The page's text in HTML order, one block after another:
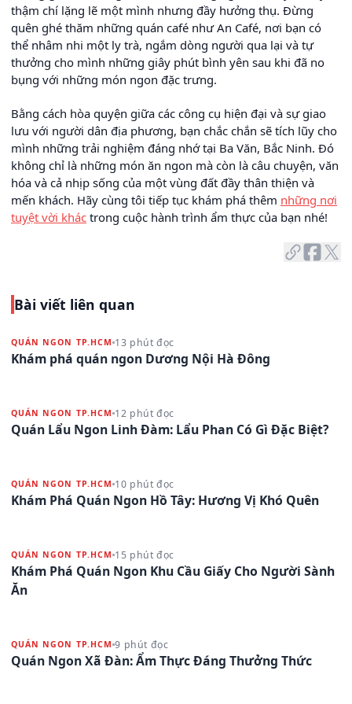
thậm chí lặng lẽ một mình nhưng đầy hưởng thụ. Đừng
quên ghé thăm những quán café như An Café, nơi bạn có
thể nhâm nhi một ly trà, ngắm dòng người qua lại và tự
thưởng cho mình những giây phút bình yên sau khi đã no
bụng với những món ngon đặc trưng.
Bằng cách hòa quyện giữa các công cụ hiện đại và sự giao
lưu với người dân địa phương, bạn chắc chắn sẽ tích lũy cho
mình những trải nghiệm đáng nhớ tại Ba Văn, Bắc Ninh. Đó
không chỉ là những món ăn ngon mà còn là câu chuyện, văn
hóa và cả nhịp sống của một vùng đất đầy thân thiện và
mến khách. Hãy cùng tôi tiếp tục khám phá thêm những nơi
tuyệt vời khác trong cuộc hành trình ẩm thực của bạn nhé!
Bài viết liên quan
QUÁN NGON TP.HCM 13 phút đọc
Khám phá quán ngon Dương Nội Hà Đông
QUÁN NGON TP.HCM 12 phút đọc
Quán Lẩu Ngon Linh Đàm: Lẩu Phan Có Gì Đặc Biệt?
QUÁN NGON TP.HCM 10 phút đọc
Khám Phá Quán Ngon Hồ Tây: Hương Vị Khó Quên
QUÁN NGON TP.HCM 15 phút đọc
Khám Phá Quán Ngon Khu Cầu Giấy Cho Người Sành
Ăn
QUÁN NGON TP.HCM 9 phút đọc
Quán Ngon Xã Đàn: Ẩm Thực Đáng Thưởng Thức